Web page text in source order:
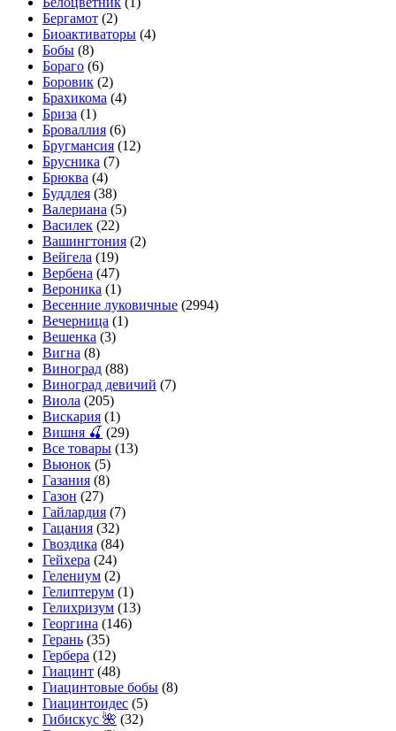
Бергамот (2)
Биоактиваторы (4)
Бобы (8)
Бораго (6)
Боровик (2)
Брахикома (4)
Бриза (1)
Броваллия (6)
Бругмансия (12)
Брусника (7)
Брюква (4)
Буддлея (38)
Валериана (5)
Василек (22)
Вашингтония (2)
Вейгела (19)
Вербена (47)
Вероника (1)
Весенние луковичные (2994)
Вечерница (1)
Вешенка (3)
Вигна (8)
Виноград (88)
Виноград девичий (7)
Виола (205)
Вискария (1)
Вишня 🍒 (29)
Все товары (13)
Вьюнок (5)
Газания (8)
Газон (27)
Гайлардия (7)
Гацания (32)
Гвоздика (84)
Гейхера (24)
Гелениум (2)
Гелиптерум (1)
Гелихризум (13)
Георгина (146)
Герань (35)
Гербера (12)
Гиацинт (48)
Гиацинтовые бобы (8)
Гиацинтоидес (5)
Гибискус 🌺 (32)